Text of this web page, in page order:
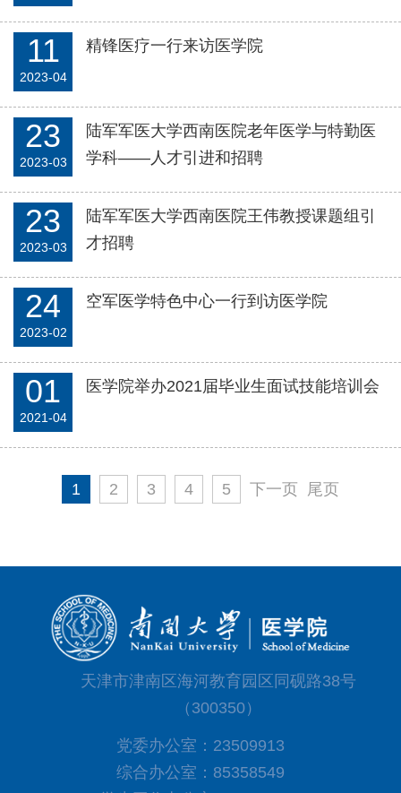
11
2023-04
精锋医疗一行来访医学院
23
2023-03
陆军军医大学西南医院老年医学与特勤医
学科——人才引进和招聘
23
2023-03
陆军军医大学西南医院王伟教授课题组引
才招聘
24
2023-02
空军医学特色中心一行到访医学院
01
2021-04
医学院举办2021届毕业生面试技能培训会
1 2 3 4 5 下一页 尾页
天津市津南区海河教育园区同砚路38号
（300350）
党委办公室：23509913
综合办公室：85358549